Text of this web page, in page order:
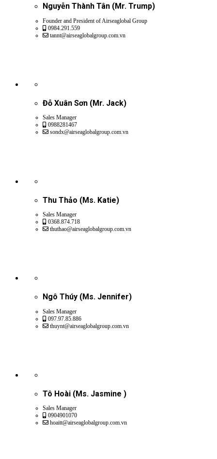
Nguyễn Thành Tân (Mr. Trump)
Founder and President of Airseaglobal Group
0984.291.559
tannt@airseaglobalgroup.com.vn
Đỗ Xuân Sơn (Mr. Jack)
Sales Manager
0988281467
sondx@airseaglobalgroup.com.vn
Thu Thảo (Ms. Katie)
Sales Manager
0368.874.718
thuthao@airseaglobalgroup.com.vn
Ngô Thúy (Ms. Jennifer)
Sales Manager
097.97.85.886
thuynt@airseaglobalgroup.com.vn
Tô Hoài (Ms. Jasmine )
Sales Manager
0904901070
hoaitt@airseaglobalgroup.com.vn